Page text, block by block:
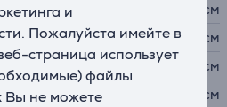
и
Пожалуйста имейте в
страница использует
файлы
Вы не можете
61,5 см
52,4 см
22,8 см
37,2 см